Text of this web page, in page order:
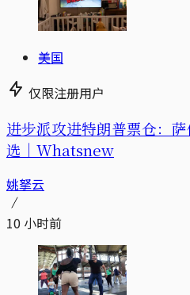
美国
仅限注册用户
进步派攻进特朗普票仓：
选｜Whatsnew
姚拏云
10 小时前